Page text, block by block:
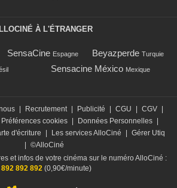
À L'ÉTRANGER
SensaCine Espagne Beyazperde Turquie
Sensacine México Mexique
Recrutement Publicité CGU CGV
Préférences cookies Données Personnelles
d'écriture Les services AlloCiné
Gérer Utiq
©AlloCiné
et infos de votre cinéma sur le numéro AlloCiné :
892 892 892(0,90€/minute)